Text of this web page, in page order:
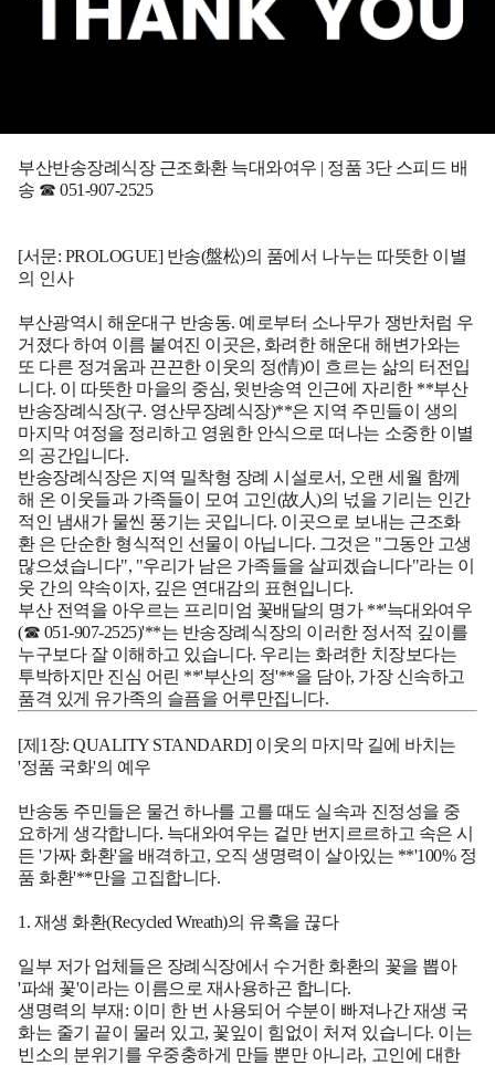
부산반송장례식장 근조화환 늑대와여우 | 정품 3단 스피드 배
송 ☎ 051-907-2525
[서문: PROLOGUE] 반송(盤松)의 품에서 나누는 따뜻한 이별
의 인사
부산광역시 해운대구 반송동. 예로부터 소나무가 쟁반처럼 우
거졌다 하여 이름 붙여진 이곳은, 화려한 해운대 해변가와는
또 다른 정겨움과 끈끈한 이웃의 정(情)이 흐르는 삶의 터전입
니다. 이 따뜻한 마을의 중심, 윗반송역 인근에 자리한 **부산
반송장례식장(구. 영산무장례식장)**은 지역 주민들이 생의
마지막 여정을 정리하고 영원한 안식으로 떠나는 소중한 이별
의 공간입니다.
반송장례식장은 지역 밀착형 장례 시설로서, 오랜 세월 함께
해 온 이웃들과 가족들이 모여 고인(故人)의 넋을 기리는 인간
적인 냄새가 물씬 풍기는 곳입니다. 이곳으로 보내는 근조화
환 은 단순한 형식적인 선물이 아닙니다. 그것은 "그동안 고생
많으셨습니다", "우리가 남은 가족들을 살피겠습니다"라는 이
웃 간의 약속이자, 깊은 연대감의 표현입니다.
부산 전역을 아우르는 프리미엄 꽃배달의 명가 **'늑대와여우
(☎ 051-907-2525)'**는 반송장례식장의 이러한 정서적 깊이를
누구보다 잘 이해하고 있습니다. 우리는 화려한 치장보다는
투박하지만 진심 어린 **'부산의 정'**을 담아, 가장 신속하고
품격 있게 유가족의 슬픔을 어루만집니다.
[제1장: QUALITY STANDARD] 이웃의 마지막 길에 바치는
'정품 국화'의 예우
반송동 주민들은 물건 하나를 고를 때도 실속과 진정성을 중
요하게 생각합니다. 늑대와여우는 겉만 번지르르하고 속은 시
든 '가짜 화환'을 배격하고, 오직 생명력이 살아있는 **'100% 정
품 화환'**만을 고집합니다.
1. 재생 화환(Recycled Wreath)의 유혹을 끊다
일부 저가 업체들은 장례식장에서 수거한 화환의 꽃을 뽑아
'파쇄 꽃'이라는 이름으로 재사용하곤 합니다.
생명력의 부재: 이미 한 번 사용되어 수분이 빠져나간 재생 국
화는 줄기 끝이 물러 있고, 꽃잎이 힘없이 처져 있습니다. 이는
빈소의 분위기를 우중충하게 만들 뿐만 아니라, 고인에 대한